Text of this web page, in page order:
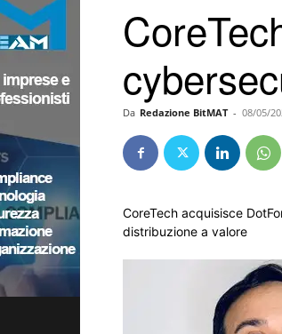
Da Redazione BitMAT - 08/05/
CoreTech acquisisce
distribuzione a valore